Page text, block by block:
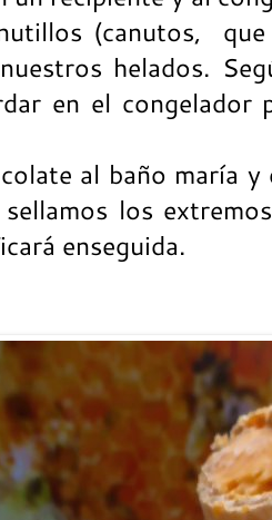
(canutos,
helados.
en el congelador
al baño maría
los
enseguida.